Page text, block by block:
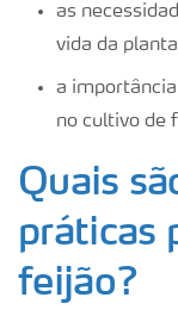
as
vida da
a
no cultivo de
Quais
práticas
feijão?